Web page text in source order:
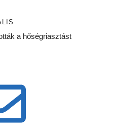
a hőségriasztást